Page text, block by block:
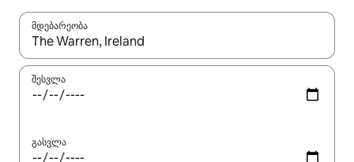
მდებარეობა
როცა შედეგები ხელმისაწვდომი გახდება, ნავიგაციისთვის
შესვლა
გასვლა